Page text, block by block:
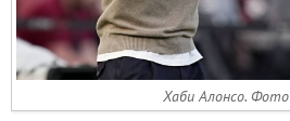
Хаби Алонсо.